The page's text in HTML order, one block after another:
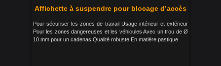
Affichette à suspendre pour blocage d’accès
Pour sécuriser les zones de travail Usage intérieur et extérieur
Pour les zones dangereuses et les véhicules Avec un trou de Ø
10 mm pour un cadenas Qualité robuste En matière pastique